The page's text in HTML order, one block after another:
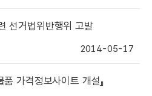
선거법위반행위 고발
2014-05-17
품 가격정보사이트 개설』